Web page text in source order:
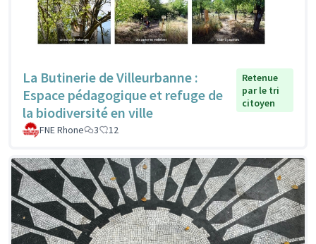
La Butinerie de Villeurbanne :
Espace pédagogique et refuge de
la biodiversité en ville
Retenue
par le tri
citoyen
FNE Rhone 3 12